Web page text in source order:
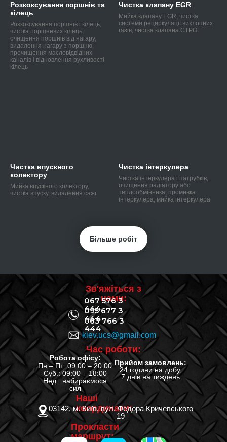
Розкоксування поршнів та
кілець
Розкоксування поршнів і кілець,
чистка поршневих кілець,
очищення поршнів від нагару,
видалення нагару з поршню,
прочищення масловідвідних
каналів і відновлення рухливості
кілець
Чистка клапану EGR
Мийка клапану EGR, чистка
системи рециркуляції вихлопних
газів, чистка клапана СТРОГ
Чистка впускного
колектору
Мийка впускного колектору,
чистка впуску, видалення сажі
Чистка інтеркулера
Чистка інтеркулера і патрубків,
очищення радіатору або
теплообмінника, промивка
інтеркулера, мийка інтеркулера
Більше робіт
Зв'яжіться з
нами:
067 576 3
444
kiev.ucs@gmail.com
Час роботи:
Наші
координати:
Робота офісу:
Пн – Пт: 09:00 – 20:00
Суб.: 09:00 – 18:00
Нед.: набираємося
сил
03142, м. Київ, вул. Федора Кричевського
19
Прийом замовлень:
24 години на добу,
7 днів на тиждень
095 677 3
444
063 766 3
444
Прокласти
маршрут: